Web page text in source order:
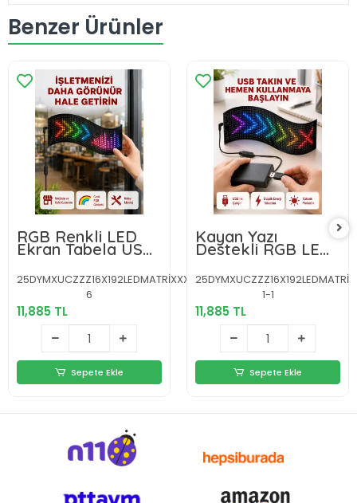
Benzer Ürünler
RGB Renkli LED
Ekran Tabela USB
Bağlantılı ve
Kayan Yazı
Destekli
25DYMXUCZZZ16X192LEDMATRİXXXXXXXXY-
6
11,885 TL
Sepete Ekle
Kayan Yazı
Destekli RGB LED
Reklam Paneli
USB ile Kolay
Kurulumlu
1-1
11,885 TL
Sepete Ekle